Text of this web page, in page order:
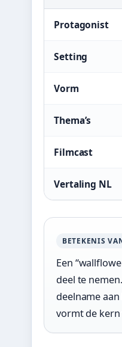
Protagonist
Setting
Vorm
Thema’s
Filmcast
Vertaling NL
BETEKENIS
Een
deel te
deelname
vormt de kern